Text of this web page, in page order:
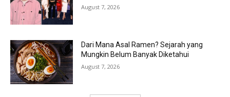
August 7, 2026
Dari Mana Asal Ramen? Sejarah yang
Mungkin Belum Banyak Diketahui
August 7, 2026